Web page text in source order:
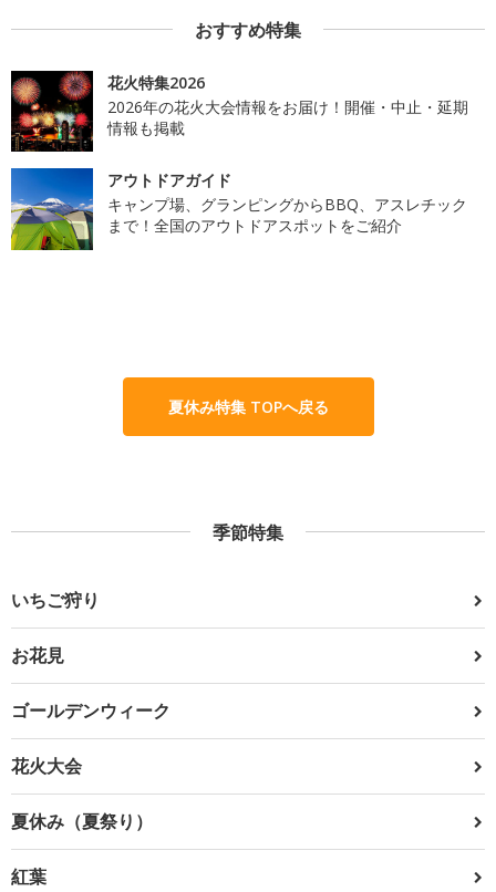
おすすめ特集
花火特集2026
2026年の花火大会情報をお届け！開催・中止・延期
情報も掲載
アウトドアガイド
キャンプ場、グランピングからBBQ、アスレチック
まで！全国のアウトドアスポットをご紹介
夏休み特集 TOPへ戻る
季節特集
いちご狩り
お花見
ゴールデンウィーク
花火大会
夏休み（夏祭り）
紅葉